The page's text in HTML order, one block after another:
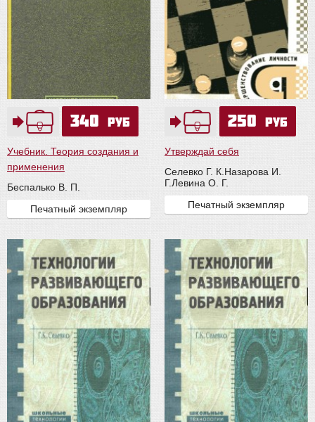
340 руб
Учебник. Теория создания и
применения
Беспалько В. П.
Печатный экземпляр
250 руб
Утверждай себя
Селевко Г. К. Назарова И.
Г.Левина О. Г.
Печатный экземпляр